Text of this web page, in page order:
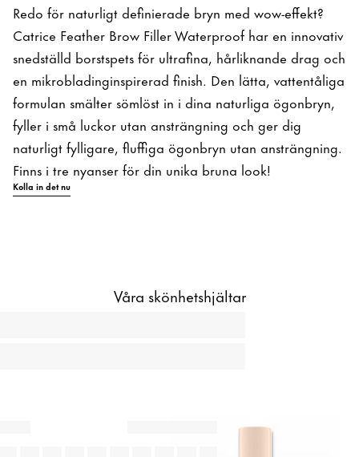
Redo för naturligt definierade bryn med wow-effekt?
Catrice Feather Brow Filler Waterproof har en innovativ
snedställd borstspets för ultrafina, hårliknande drag och
en mikrobladinginspirerad finish. Den lätta, vattentåliga
formulan smälter sömlöst in i dina naturliga ögonbryn,
fyller i små luckor utan ansträngning och ger dig
naturligt fylligare, fluffiga ögonbryn utan ansträngning.
Finns i tre nyanser för din unika bruna look!
Kolla in det nu
Våra skönhetshjältar